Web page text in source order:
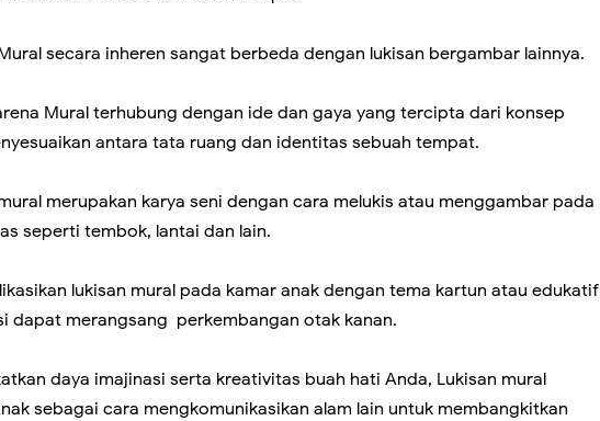
secara inheren sangat berbeda dengan lukisan bergambar lainnya.
Mural terhubung dengan ide dan gaya yang tercipta dari konsep
antara tata ruang dan identitas sebuah tempat.
merupakan karya seni dengan cara melukis atau menggambar pada
seperti tembok, lantai dan lain.
lukisan mural pada kamar anak dengan tema kartun atau edukatif
dapat merangsang perkembangan otak kanan.
daya imajinasi serta kreativitas buah hati Anda, Lukisan mural
sebagai cara mengkomunikasikan alam lain untuk membangkitkan